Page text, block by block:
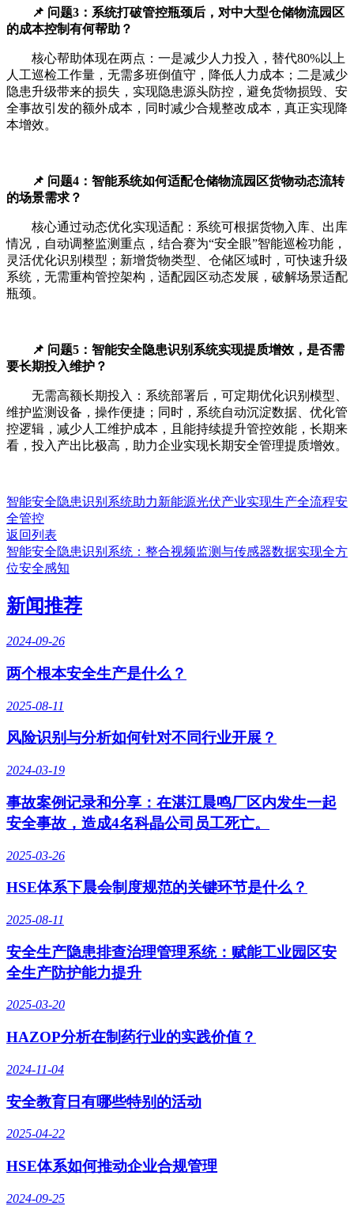
📌 问题3：系统打破管控瓶颈后，对中大型仓储物流园区
的成本控制有何帮助？
核心帮助体现在两点：一是减少人力投入，替代80%以上
人工巡检工作量，无需多班倒值守，降低人力成本；二是减少
隐患升级带来的损失，实现隐患源头防控，避免货物损毁、安
全事故引发的额外成本，同时减少合规整改成本，真正实现降
本增效。
📌 问题4：智能系统如何适配仓储物流园区货物动态流转
的场景需求？
核心通过动态优化实现适配：系统可根据货物入库、出库
情况，自动调整监测重点，结合赛为“安全眼”智能巡检功能，
灵活优化识别模型；新增货物类型、仓储区域时，可快速升级
系统，无需重构管控架构，适配园区动态发展，破解场景适配
瓶颈。
📌 问题5：智能安全隐患识别系统实现提质增效，是否需
要长期投入维护？
无需高额长期投入：系统部署后，可定期优化识别模型、
维护监测设备，操作便捷；同时，系统自动沉淀数据、优化管
控逻辑，减少人工维护成本，且能持续提升管控效能，长期来
看，投入产出比极高，助力企业实现长期安全管理提质增效。
智能安全隐患识别系统助力新能源光伏产业实现生产全流程安
全管控
返回列表
智能安全隐患识别系统：整合视频监测与传感器数据实现全方
位安全感知
新闻推荐
2024-09-26
两个根本安全生产是什么？
2025-08-11
风险识别与分析如何针对不同行业开展？
2024-03-19
事故案例记录和分享：在湛江晨鸣厂区内发生一起
安全事故，造成4名科晶公司员工死亡。
2025-03-26
HSE体系下晨会制度规范的关键环节是什么？
2025-08-11
安全生产隐患排查治理管理系统：赋能工业园区安
全生产防护能力提升
2025-03-20
HAZOP分析在制药行业的实践价值？
2024-11-04
安全教育日有哪些特别的活动
2025-04-22
HSE体系如何推动企业合规管理
2024-09-25